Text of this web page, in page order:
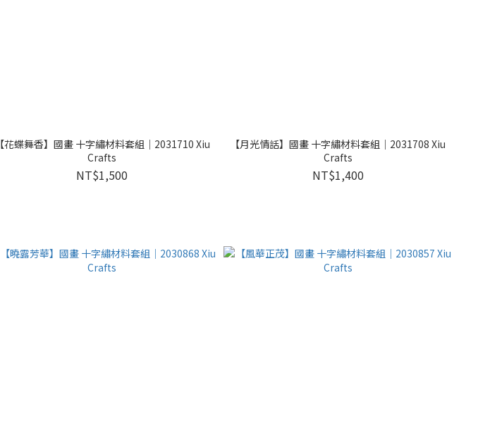
【花蝶舞香】國畫 十字繡材料套組｜2031710 Xiu
Crafts
NT$1,500
【月光情話】國畫 十字繡材料套組｜2031708 Xiu
Crafts
NT$1,400